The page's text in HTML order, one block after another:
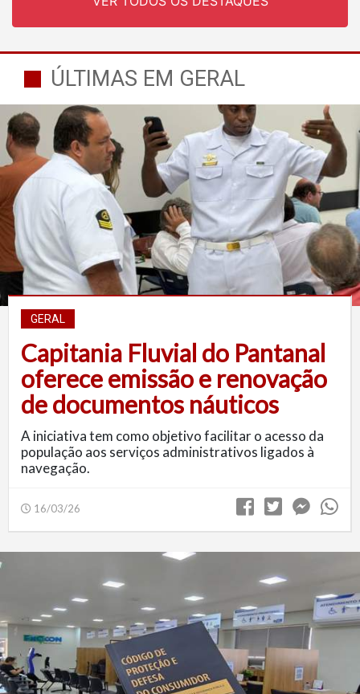
ÚLTIMAS EM GERAL
GERAL
Capitania Fluvial do Pantanal
oferece emissão e renovação
de documentos náuticos
A iniciativa tem como objetivo facilitar o acesso da
população aos serviços administrativos ligados à
navegação.
16/03/26